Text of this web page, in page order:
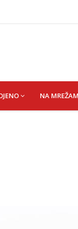
i Hrvatska se
naftu u SAD
NA